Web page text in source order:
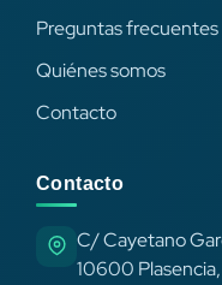
Preguntas frecuentes
Quiénes somos
Contacto
Contacto
C/ Cayetano
10600